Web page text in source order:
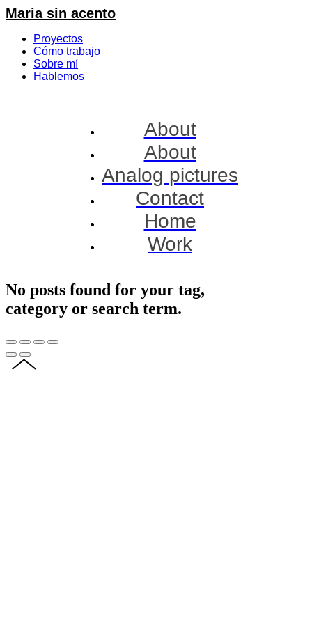
Maria sin acento
Proyectos
Cómo trabajo
Sobre mí
Hablemos
About
About
Analog pictures
Contact
Home
Work
No posts found for your tag,
category or search term.